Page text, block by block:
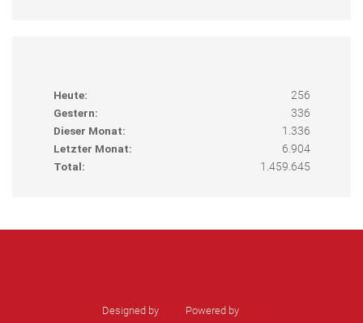
Heute:
256
Gestern:
336
Dieser Monat:
1.336
Letzter Monat:
6.904
Total:
1.459.645
Designed by Powered by